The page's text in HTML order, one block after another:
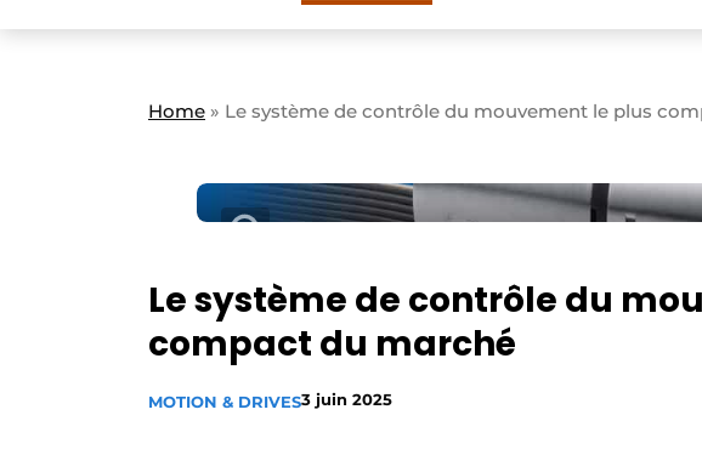
Emploi
EntreprisesMerci de votre inscription
S’inscrire
Home
Podcasts
Privacy / Cookie statement
S’inscrire
Home » Le système de contrôle du mouvement le plus
Le système de contrôle du
compact du marché
MOTION & DRIVES3 juin 2025